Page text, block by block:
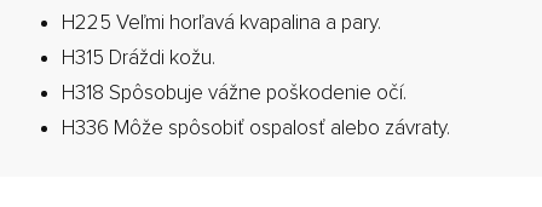
H225 Veľmi horľavá kvapalina a pary.
H315 Dráždi kožu.
H318 Spôsobuje vážne poškodenie očí.
H336 Môže spôsobiť ospalosť alebo závraty.